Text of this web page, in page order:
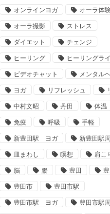
オンラインヨガ オーラ体
オーラ撮影 ストレス
ダイエット チェンジ
ヒーリング ヒーリングラ
ビデオチャット メンタル
ヨガ リフレッシュ
中村文昭 丹田 体温
免疫 呼吸 手軽
新豊田駅 ヨガ 新豊田駅
皿まわし 瞑想 肩こ
脳 腸 豊田
豊田市 豊田市駅
豊田市駅 ヨガ 豊田市駅